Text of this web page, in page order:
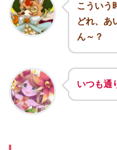
こういう
どれ、あ
ん～？
いつも通